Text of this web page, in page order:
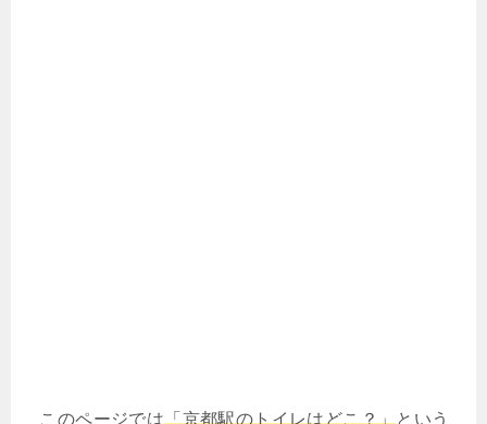
このページでは「京都駅のトイレはどこ？」という